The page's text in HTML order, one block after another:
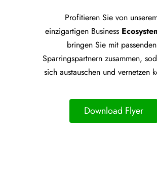
Profitieren Sie von unsere
einzigartigen Business
bringen Sie mit passenden
Sparringspartnern zusammen,
sich austauschen und vernetzen
Download Flyer